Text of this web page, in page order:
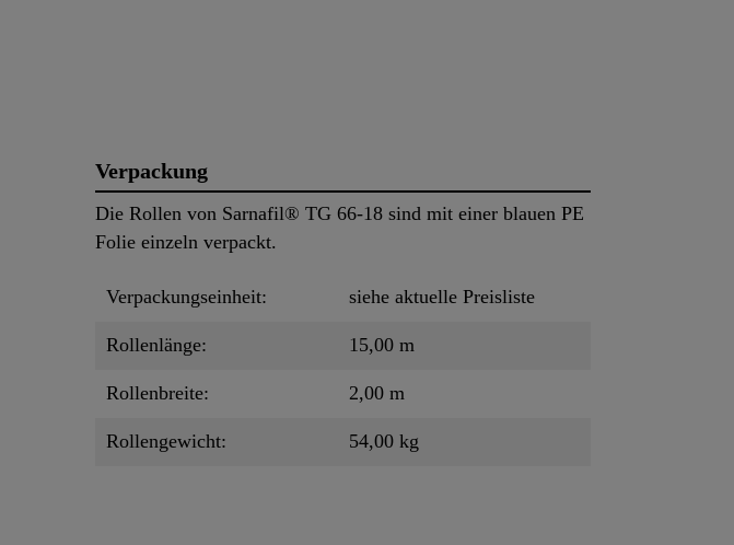
Verpackung
Die Rollen von Sarnafil® TG 66-18 sind mit einer blauen PE
Folie einzeln verpackt.
Verpackungseinheit: siehe aktuelle Preisliste
Rollenlänge: 15,00 m
Rollenbreite: 2,00 m
Rollengewicht: 54,00 kg